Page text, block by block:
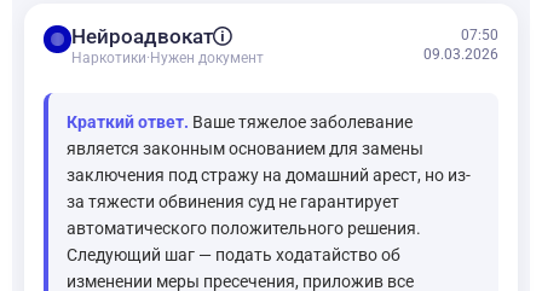
balanceНейроадвокат
Наркотики· Нужен документ
07:50
09.03.2026
Краткий ответ. Ваше тяжелое заболевание
является законным основанием для замены
заключения под стражу на домашний арест, но из-
за тяжести обвинения суд не гарантирует
автоматического положительного решения.
Следующий шаг — подать ходатайство об
изменении меры пресечения, приложив все